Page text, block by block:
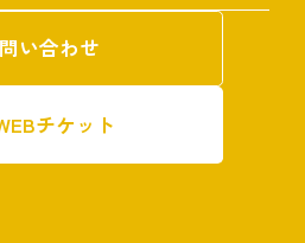
い合わせ
チケット